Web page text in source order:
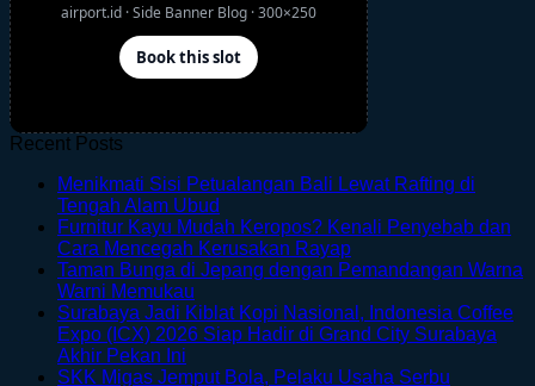
Recent Posts
Menikmati Sisi Petualangan Bali Lewat Rafting di
Tengah Alam Ubud
Comments
on
Menikmati
Petualangan
Bali
Rafting
Furnitur Kayu Mudah Keropos? Kenali Penyebab dan
Cara Mencegah Kerusakan RayapNo
Comments
Furnitur
Kayu
Keropos?
Taman Bunga di Jepang dengan Pemandangan Warna
Warni Memukau
Comments
on
Bunga
Surabaya Jadi Kiblat Kopi Nasional, Indonesia Coffee
Expo (ICX) 2026 Siap Hadir di Grand City Surabaya
Akhir Pekan Ini
Comments
SKK Migas Jemput Bola, Pelaku Usaha Serbu